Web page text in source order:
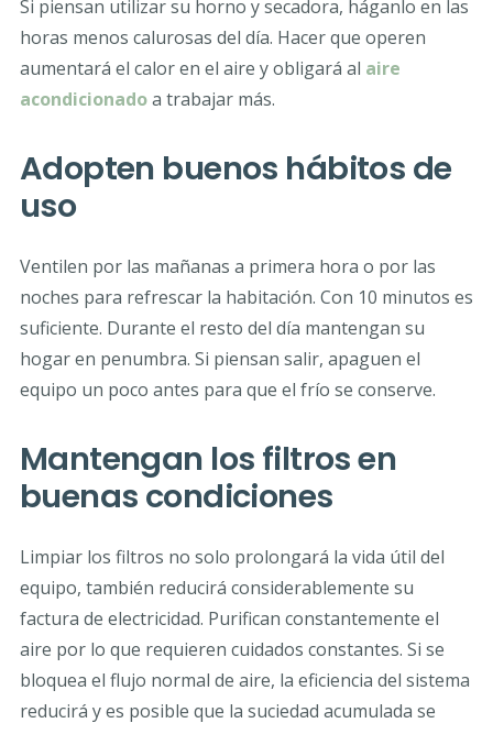
Si piensan utilizar su horno y secadora, háganlo en las
horas menos calurosas del día. Hacer que operen
aumentará el calor en el aire y obligará al aire
acondicionadoa trabajar más.
Adopten buenos hábitos de
uso
Ventilen por las mañanas a primera hora o por las
noches para refrescar la habitación. Con 10 minutos es
suficiente. Durante el resto del día mantengan su
hogar en penumbra. Si piensan salir, apaguen el
equipo un poco antes para que el frío se conserve.
Mantengan los filtros en
buenas condiciones
Limpiar los filtros no solo prolongará la vida útil del
equipo, también reducirá considerablemente su
factura de electricidad. Purifican constantemente el
aire por lo que requieren cuidados constantes. Si se
bloquea el flujo normal de aire, la eficiencia del sistema
reducirá y es posible que la suciedad acumulada se